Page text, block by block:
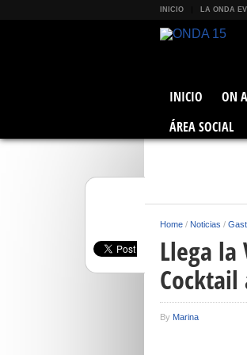
INICIO LA ONDA
INICIO ON
ÁREA SOCIAL
Home / Noticias /
Llega la
Cocktail
By Marina